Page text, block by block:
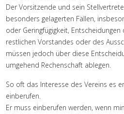
Der Vorsitzende und sein
besonders gelagerten Fällen,
oder Geringfügigkeit,
restlichen Vorstandes oder des
müssen jedoch über diese
umgehend Rechenschaft ablegen.
So oft das Interesse des Vereins es
einberufen.
Er muss einberufen werden, wenn